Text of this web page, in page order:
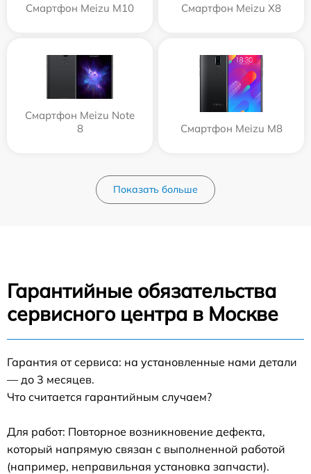
Смартфон Meizu M10 Смартфон Meizu X8
Смартфон Meizu Note
8
Смартфон Meizu M8
Показать больше
Гарантийные обязательства
сервисного центра в Москве
Гарантия от сервиса: на установленные нами детали
— до 3 месяцев.
Что считается гарантийным случаем?
Для работ: Повторное возникновение дефекта,
который напрямую связан с выполненной работой
(например, неправильная установка запчасти).